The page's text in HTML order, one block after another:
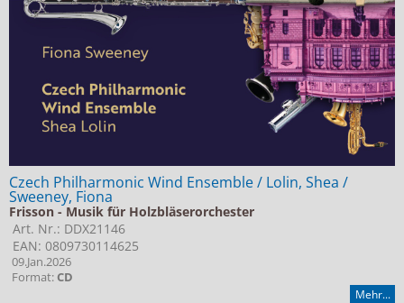
Czech Philharmonic Wind Ensemble / Lolin, Shea /
Sweeney, Fiona
Frisson - Musik für Holzbläserorchester
Art. Nr.: DDX21146
EAN: 0809730114625
09.Jan.2026
Format:CD
Mehr...